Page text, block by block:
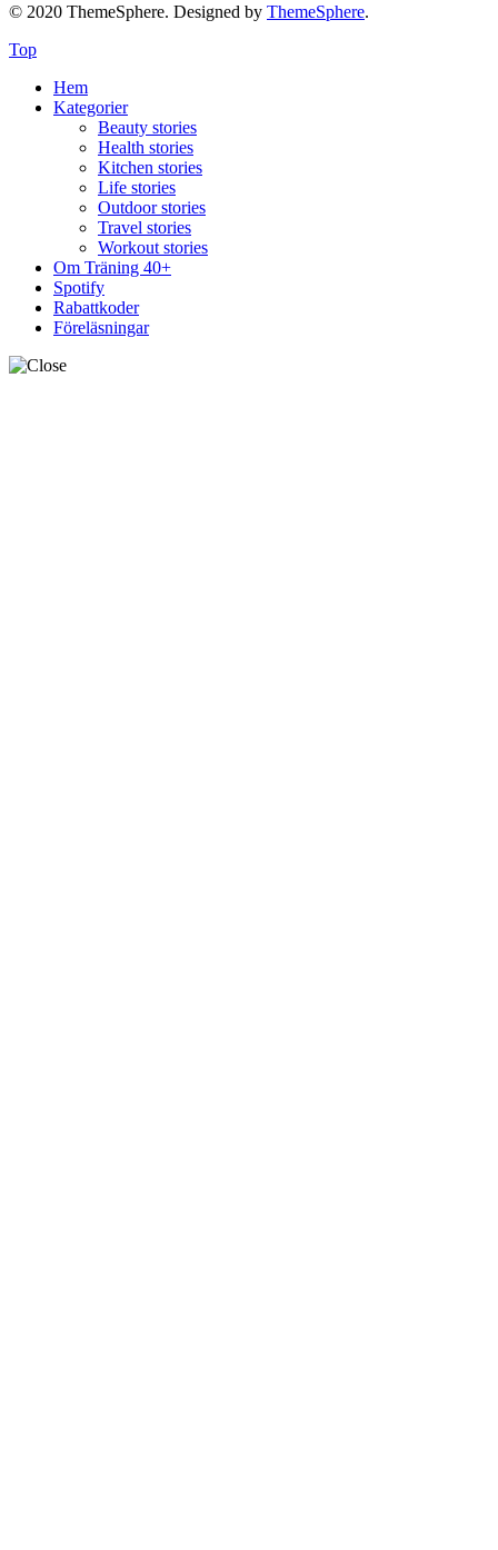
© 2020 ThemeSphere. Designed by ThemeSphere.
Top
Hem
Kategorier
Beauty stories
Health stories
Kitchen stories
Life stories
Outdoor stories
Travel stories
Workout stories
Om Träning 40+
Spotify
Rabattkoder
Föreläsningar